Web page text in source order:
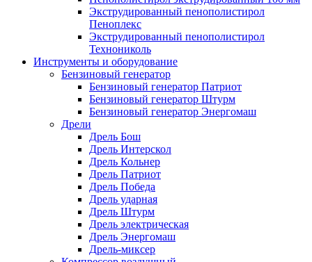
Экструдированный пенополистирол
Пеноплекс
Экструдированный пенополистирол
Технониколь
Инструменты и оборудование
Бензиновый генератор
Бензиновый генератор Патриот
Бензиновый генератор Штурм
Бензиновый генератор Энергомаш
Дрели
Дрель Бош
Дрель Интерскол
Дрель Кольнер
Дрель Патриот
Дрель Победа
Дрель ударная
Дрель Штурм
Дрель электрическая
Дрель Энергомаш
Дрель-миксер